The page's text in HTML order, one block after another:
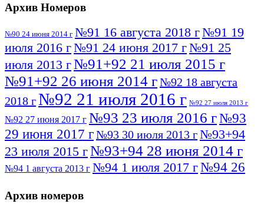
Архив Номеров
№90 24 июня 2014 г №91 16 августа 2018 г№91 19
июля 2016 г№91 24 июня 2017 г№91 25
июля 2013 г№91+92 21 июля 2015 г
№91+92 26 июня 2014 г№92 18 августа
2018 г№92 21 июля 2016 г №92 27 июля 2013 г
№92 27 июня 2017 г №93 23 июля 2016 г№93
29 июня 2017 г№93 30 июля 2013 г№93+94
23 июля 2015 г№93+94 28 июня 2014 г
№94 1 августа 2013 г №94 1 июля 2017 г№94 26
№95 7 августа 2012 г
Архив номеров